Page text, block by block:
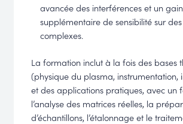
avancée des interférences et un gain
supplémentaire de sensibilité sur
complexes.
La formation inclut à la fois des bases
(physique du plasma, instrumentation,
et des applications pratiques, avec un
l’analyse des matrices réelles, la
d’échantillons, l’étalonnage et le